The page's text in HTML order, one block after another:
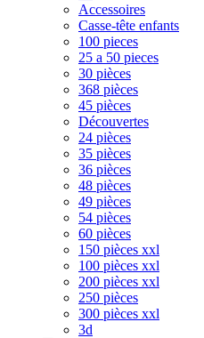
Accessoires
Casse-tête enfants
100 pieces
25 a 50 pieces
30 pièces
368 pièces
45 pièces
Découvertes
24 pièces
35 pièces
36 pièces
48 pièces
49 pièces
54 pièces
60 pièces
150 pièces xxl
100 pièces xxl
200 pièces xxl
250 pièces
300 pièces xxl
3d